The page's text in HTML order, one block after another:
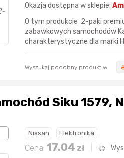
Okazja dostępna w sklepie:
O tym produkcie 2-paki
zabawkowych samochodów
charakterystyczne dla marki
Wyszukaj podobny produkt w:
Siku 1579,
Nissan Elektronika
Cena: 17.04 zł
Nagroda dla